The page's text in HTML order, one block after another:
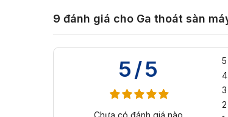
9 đánh giá cho Ga thoát sàn
5/5 5
4
3
2